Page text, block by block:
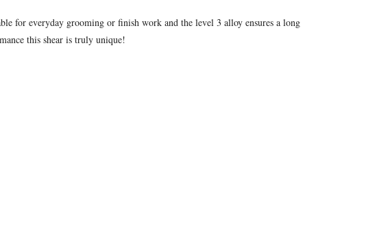
for everyday grooming or finish work and the level 3 alloy ensures a long
this shear is truly unique!